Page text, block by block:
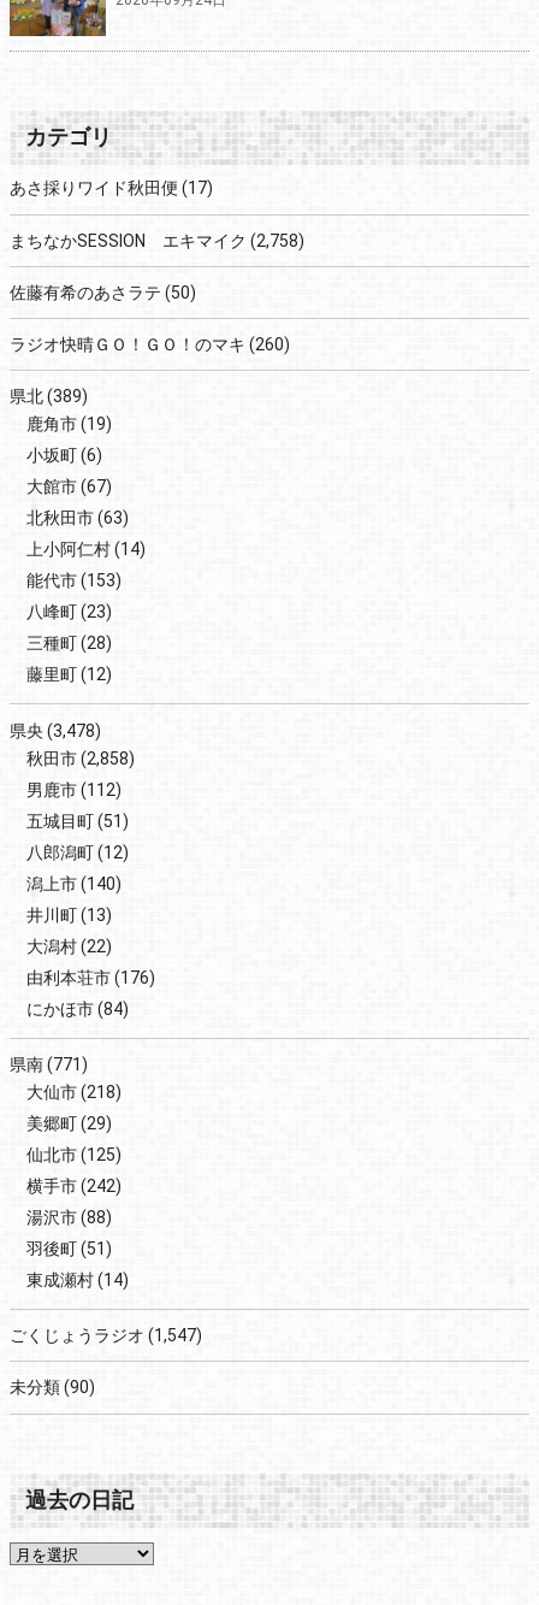
カテゴリ
あさ採りワイド秋田便 (17)
まちなかSESSION エキマイク (2,758)
佐藤有希のあさラテ (50)
ラジオ快晴ＧＯ！ＧＯ！のマキ (260)
県北(389)
鹿角市(19)
小坂町(6)
大館市(67)
北秋田市(63)
上小阿仁村(14)
能代市(153)
八峰町(23)
三種町(28)
藤里町(12)
県央(3,478)
秋田市(2,858)
男鹿市(112)
五城目町(51)
八郎潟町(12)
潟上市(140)
井川町(13)
大潟村(22)
由利本荘市(176)
にかほ市(84)
県南(771)
大仙市(218)
美郷町(29)
仙北市(125)
横手市(242)
湯沢市(88)
羽後町(51)
東成瀬村(14)
ごくじょうラジオ (1,547)
未分類(90)
過去の日記